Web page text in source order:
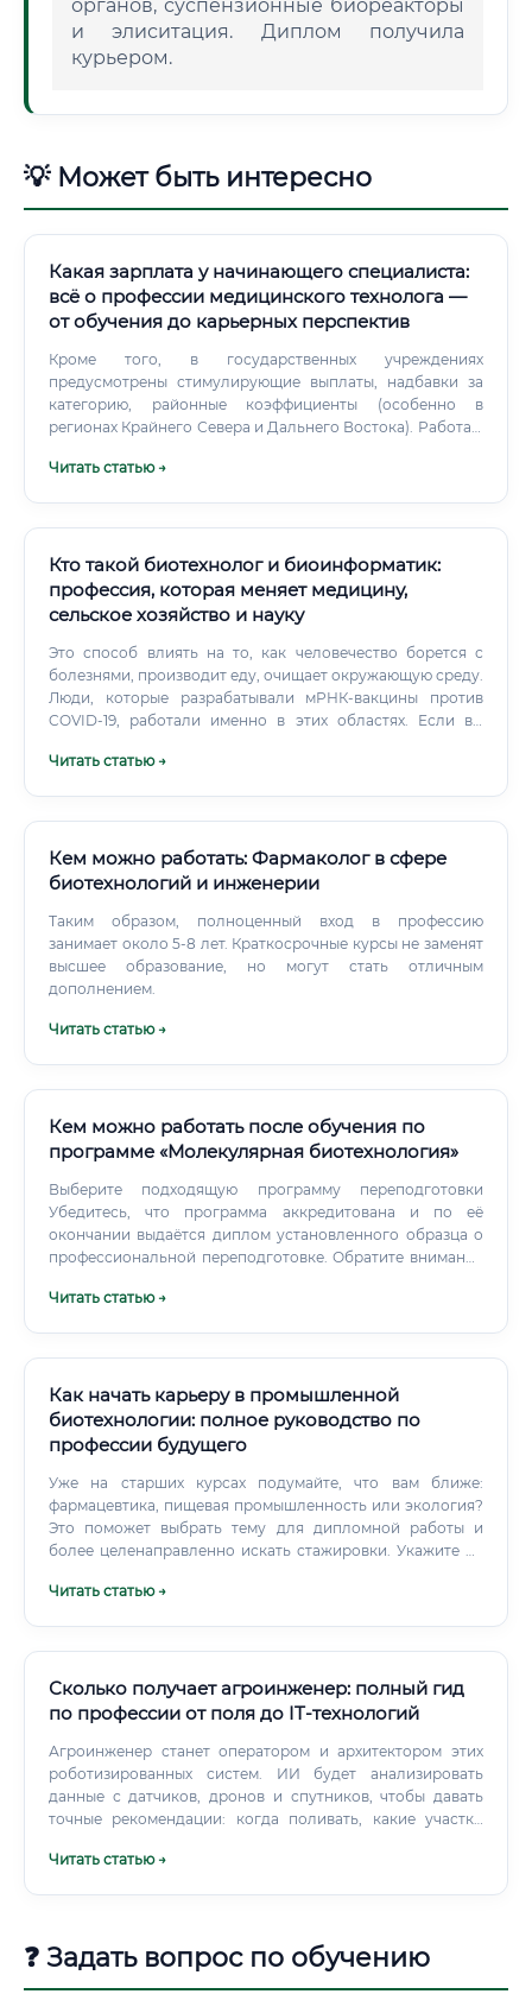
органов, суспензионные биореакторы
и элиситация. Диплом получила
курьером.
💡 Может быть интересно
Какая зарплата у начинающего специалиста:
всё о профессии медицинского технолога —
от обучения до карьерных перспектив
Кроме того, в государственных учреждениях
предусмотрены стимулирующие выплаты, надбавки за
категорию, районные коэффициенты (особенно в
регионах Крайнего Севера и Дальнего Востока). Работа в
коэффициентам 1,5–2 от основной ставки.
Читать статью →
Кто такой биотехнолог и биоинформатик:
профессия, которая меняет медицину,
сельское хозяйство и науку
Это способ влиять на то, как человечество борется с
болезнями, производит еду, очищает окружающую среду.
Люди, которые разрабатывали мРНК-вакцины против
COVID-19, работали именно в этих областях. Если вы
боитесь многолетней работы ради результатов, которые
Читать статью →
Кем можно работать: Фармаколог в сфере
биотехнологий и инженерии
Таким образом, полноценный вход в профессию
занимает около 5-8 лет. Краткосрочные курсы не заменят
высшее образование, но могут стать отличным
дополнением.
Читать статью →
Кем можно работать после обучения по
программе «Молекулярная биотехнология»
Выберите подходящую программу переподготовки
Убедитесь, что программа аккредитована и по её
окончании выдаётся диплом установленного образца о
профессиональной переподготовке. Обратите внимание
теоретические разделы (молекулярная биология,
Читать статью →
Как начать карьеру в промышленной
биотехнологии: полное руководство по
профессии будущего
Уже на старших курсах подумайте, что вам ближе:
фармацевтика, пищевая промышленность или экология?
Это поможет выбрать тему для дипломной работы и
более целенаправленно искать стажировки. Укажите не
какими методами анализа владеете, на каком
Читать статью →
Сколько получает агроинженер: полный гид
по профессии от поля до IT-технологий
Агроинженер станет оператором и архитектором этих
роботизированных систем. ИИ будет анализировать
данные с датчиков, дронов и спутников, чтобы давать
точные рекомендации: когда поливать, какие участки
растений.
Читать статью →
❓ Задать вопрос по обучению